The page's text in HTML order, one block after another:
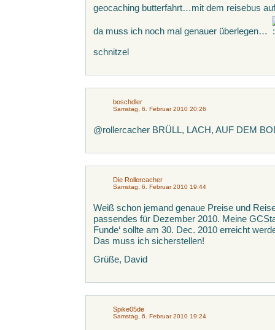
geocaching butterfahrt…mit dem reisebus
da muss ich noch mal genauer überlegen…
schnitzel
boschdler
Samstag, 6. Februar 2010 20:26
@rollercacher BRÜLL, LACH, AUF DEM
Die Rollercacher
Samstag, 6. Februar 2010 19:44
Weiß schon jemand genaue Preise und
passendes für Dezember 2010. Meine
Funde‘ sollte am 30. Dec. 2010 erreicht
Das muss ich sicherstellen!
Grüße, David
Spike05de
Samstag, 6. Februar 2010 19:24